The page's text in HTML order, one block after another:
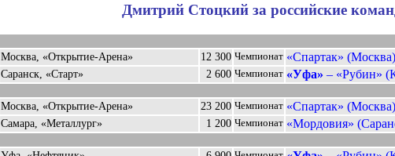
Дмитрий Стоцкий за российские
Москва, «Открытие-Арена» 12 300 Чемпионат «Спартак»
Саранск, «Старт» 2 600 Чемпионат «Уфа» – «Рубин»
Москва, «Открытие-Арена» 23 200 Чемпионат «Спартак»
Самара, «Металлург» 1 200 Чемпионат «Мордовия»